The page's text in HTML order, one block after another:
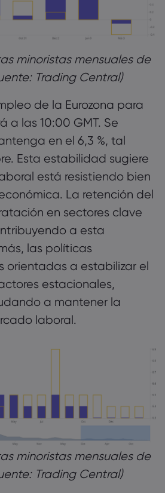
minoristas mensuales de
Trading Central)
de la Eurozona para
a las 10:00 GMT. Se
en el 6,3 %, tal
Esta estabilidad sugiere
está resistiendo bien
La retención del
en sectores clave
a esta
las políticas
orientadas a estabilizar el
estacionales,
a mantener la
laboral.
minoristas mensuales de
Trading Central)